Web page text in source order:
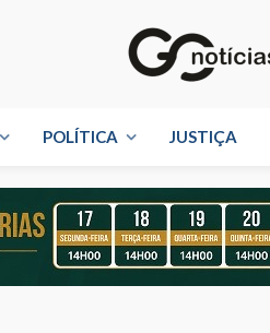
POLÍTICA JUSTIÇA